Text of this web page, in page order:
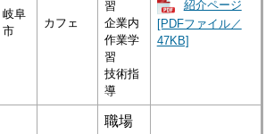
岐阜
市
カフェ
習
企業内
作業学
習
技術指
導
紹介ページ
[PDFファイル／
47KB]
職場